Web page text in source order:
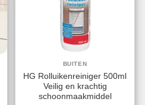
BUITEN
HG Rolluikenreiniger 500ml
Veilig en krachtig
schoonmaakmiddel